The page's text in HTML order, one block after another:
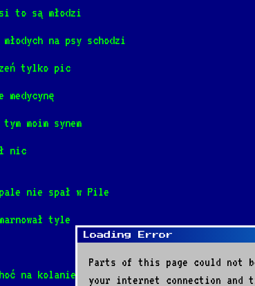
kolęda
[Kolęda] 📺
[Kolęda]
[Kult]
ma dzieci
to są młodzi
na psy schodzi
tylko pic
moim synem
nic
nie spał w Pile
tyle
na kolanie
Loading Error
Parts of this page could not
your internet connection and